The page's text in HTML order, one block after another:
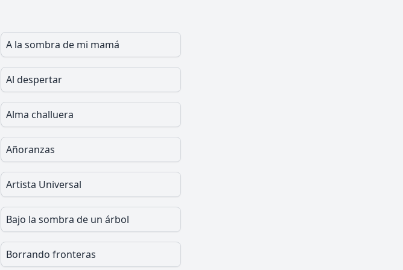
A la sombra de mi mamá
Al despertar
Alma challuera
Añoranzas
Artista Universal
Bajo la sombra de un árbol
Borrando fronteras